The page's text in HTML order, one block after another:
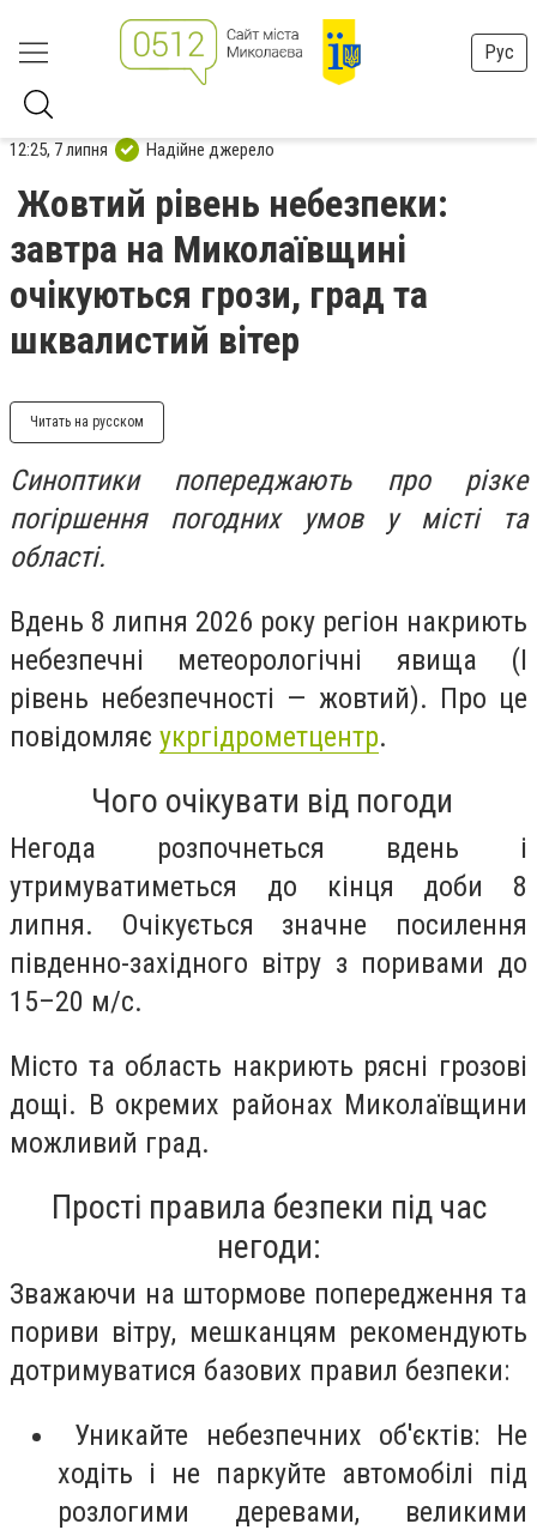
Рус
12:25, 7 липня Надійне джерело
Жовтий рівень небезпеки:
завтра на Миколаївщині
очікуються грози, град та
шквалистий вітер
Читать на русском
Синоптики попереджають про різке
погіршення погодних умов у місті та
області.
Вдень 8 липня 2026 року регіон накриють
небезпечні метеорологічні явища (І
рівень небезпечності — жовтий). Про це
повідомляє укргідрометцентр.
Чого очікувати від погоди
Негода розпочнеться вдень і
утримуватиметься до кінця доби 8
липня. Очікується значне посилення
південно-західного вітру з поривами до
15–20 м/с.
Місто та область накриють рясні грозові
дощі. В окремих районах Миколаївщини
можливий град.
Прості правила безпеки під час
негоди:
Зважаючи на штормове попередження та
пориви вітру, мешканцям рекомендують
дотримуватися базових правил безпеки:
Уникайте небезпечних об'єктів: Не
ходіть і не паркуйте автомобілі під
розлогими деревами, великими